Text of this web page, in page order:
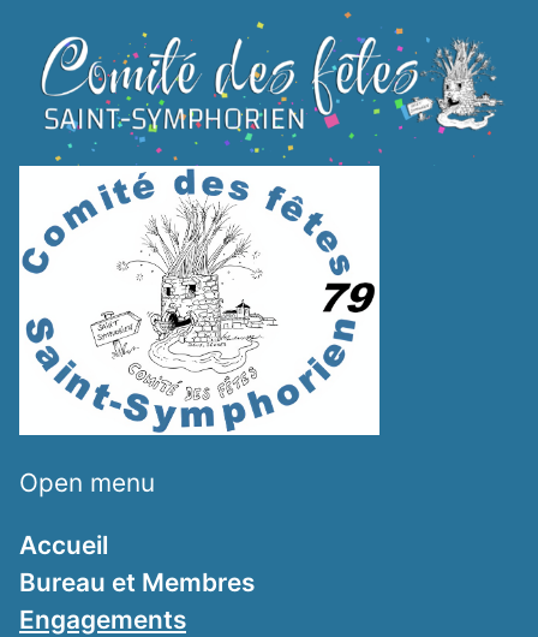
SKIP TO MAIN CONTENT
Open menu
Accueil
Bureau et Membres
Engagements